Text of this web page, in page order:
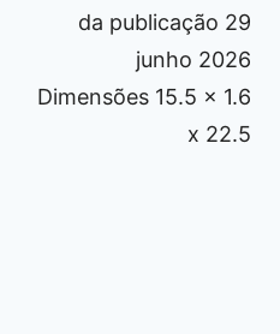
da publicação 29
junho 2026
Dimensões 15.5 x 1.6
x 22.5